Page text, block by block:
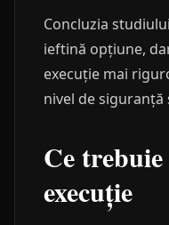
Concluzia
ieftină opțiune,
execuție mai
nivel de
Ce
execuție